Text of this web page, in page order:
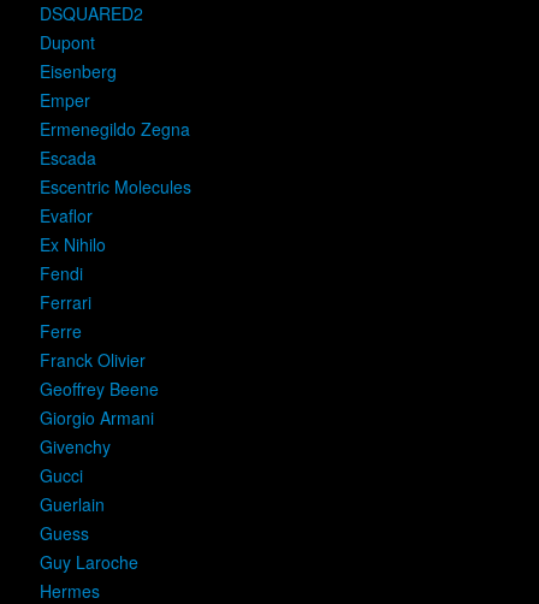
DSQUARED2
Dupont
Eisenberg
Emper
Ermenegildo Zegna
Escada
Escentric Molecules
Evaflor
Ex Nihilo
Fendi
Ferrari
Ferre
Franck Olivier
Geoffrey Beene
Giorgio Armani
Givenchy
Gucci
Guerlain
Guess
Guy Laroche
Hermes